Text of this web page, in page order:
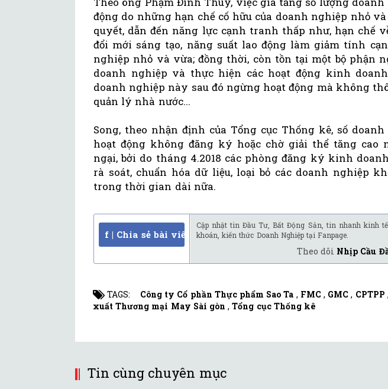
động do những hạn chế cố hữu của doanh nghiệp nhỏ
quyết, dẫn đến năng lực cạnh tranh thấp như, hạn chế
đổi mới sáng tạo, năng suất lao động làm giảm tính
nghiệp nhỏ và vừa; đồng thời, còn tồn tại một bộ phận
doanh nghiệp và thực hiện các hoạt động kinh
doanh nghiệp này sau đó ngừng hoạt động mà không
quản lý nhà nước...
Song, theo nhận định của Tổng cục Thống kê, số
hoạt động không đăng ký hoặc chờ giải thể tăng cao
ngại, bởi do tháng 4.2018 các phòng đăng ký kinh
rà soát, chuẩn hóa dữ liệu, loại bỏ các doanh nghiệp
trong thời gian dài nữa.
f | Chia sẻ bài viết
Cập nhật tin Đầu Tư, Bất Động Sản, tin nhanh kinh
khoán, kiến thức Doanh Nghiệp tại Fanpage.
Theo dõi Nhịp Cầu
TAGS: Công ty Cổ phần Thực phẩm Sao Ta , FMC , GMC , CPTPP ,
xuất Thương mại May Sài gòn ,Tổng cục Thống kê
Tin cùng chuyên mục